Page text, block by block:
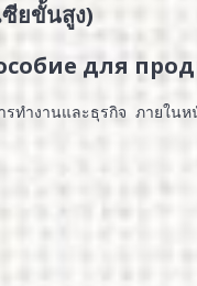
ซียขั้นสูง)
для
ทำงานและธุรกิจ ภายใน